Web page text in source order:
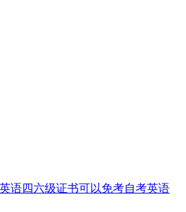
英语四六级证书可以免考自考英语